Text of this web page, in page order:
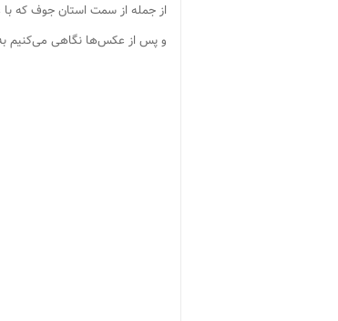
از جمله از سمت استان جوف که
و پس از عکس‌ها نگاهی می‌کنیم